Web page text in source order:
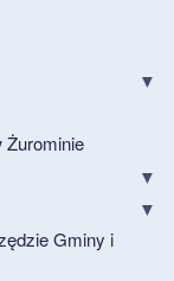
Żurominie
Gminy i